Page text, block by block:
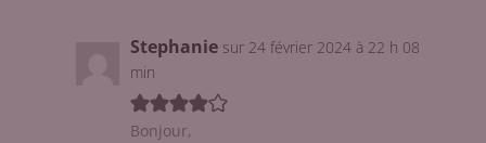
Stephanie sur 24 février 2024 à 22 h 08
min
Bonjour,